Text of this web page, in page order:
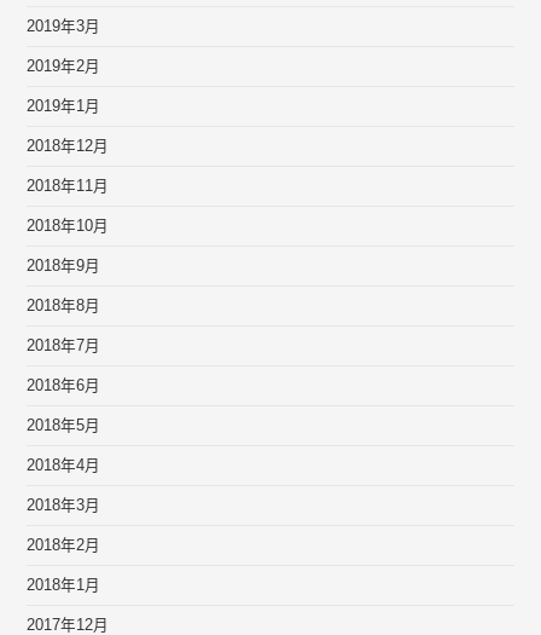
2019年3月
2019年2月
2019年1月
2018年12月
2018年11月
2018年10月
2018年9月
2018年8月
2018年7月
2018年6月
2018年5月
2018年4月
2018年3月
2018年2月
2018年1月
2017年12月